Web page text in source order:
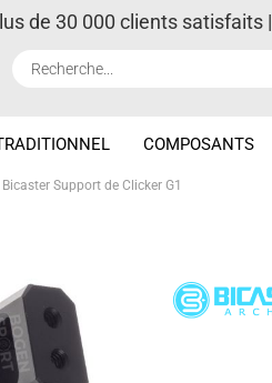
de 30 000 clients satisfaits |
COMPOSANTS
Bicaster Support de Clicker G1